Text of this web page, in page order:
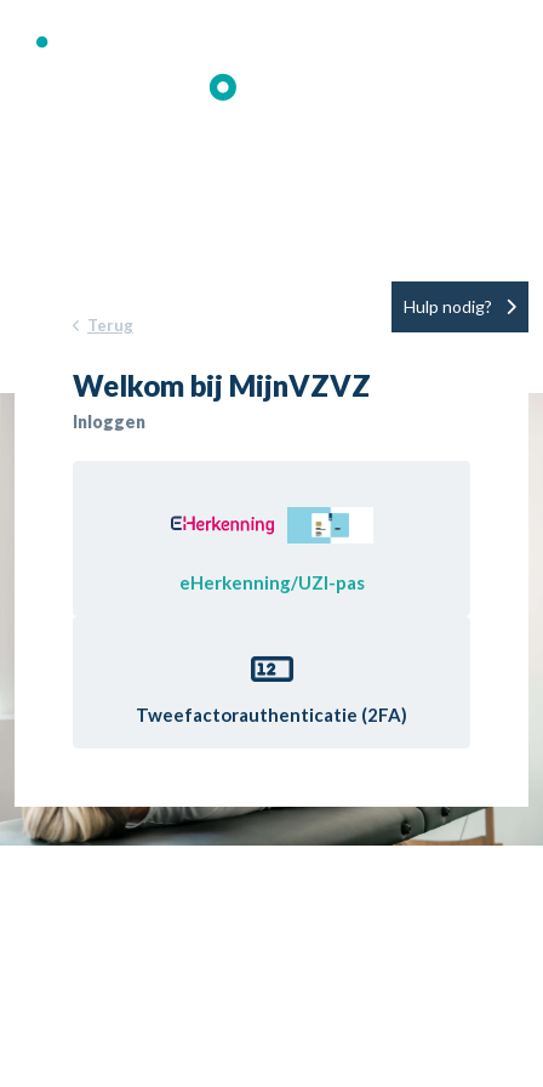
Terug
Welkom bij MijnVZVZ
Inloggen
eHerkenning/UZI-pas
Tweefactorauthenticatie (2FA)